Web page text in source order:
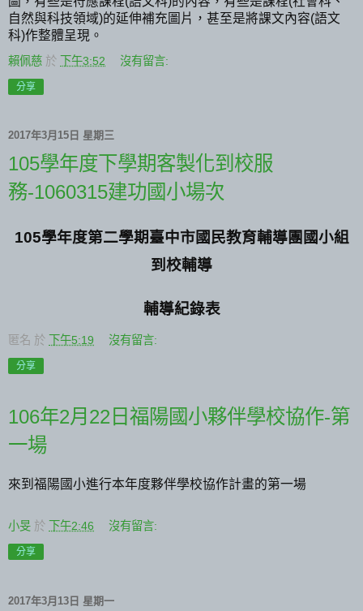
自然與科技領域)的延伸補充圖片，甚至是將課文內容(語文
科)作整體呈現。
賴佩慈 於 下午3:52 沒有留言:
分享
2017年3月15日 星期三
105學年度下學期客製化到校服
務-1060315建功國小場次
105學年度第二學期臺中市國民教育輔導團國小組
到校輔導
輔導紀錄表
匿名 於 下午5:19 沒有留言:
分享
106年2月22日福陽國小夥伴學校協作-第
一場
來到福陽國小進行本年度夥伴學校協作計畫的第一場
小旻 於 下午2:46 沒有留言:
分享
2017年3月13日 星期一